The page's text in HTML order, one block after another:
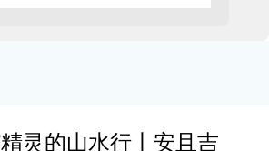
灵的山水行丨安且吉